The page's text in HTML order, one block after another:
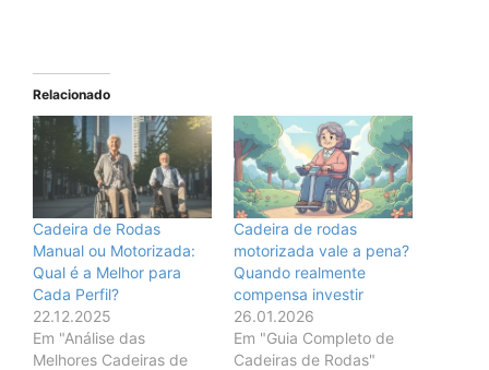
Relacionado
Cadeira de Rodas
Manual ou Motorizada:
Qual é a Melhor para
Cada Perfil?
22.12.2025
Em "Análise das
Melhores Cadeiras de
Cadeira de rodas
motorizada vale a pena?
Quando realmente
compensa investir
26.01.2026
Em "Guia Completo de
Cadeiras de Rodas"